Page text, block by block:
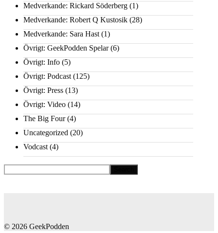
Medverkande: Rickard Söderberg (1)
Medverkande: Robert Q Kustosik (28)
Medverkande: Sara Hast (1)
Övrigt: GeekPodden Spelar(6)
Övrigt: Info (5)
Övrigt: Podcast (125)
Övrigt: Press (13)
Övrigt: Video (14)
The Big Four(4)
Uncategorized (20)
Vodcast (4)
© 2026 GeekPodden